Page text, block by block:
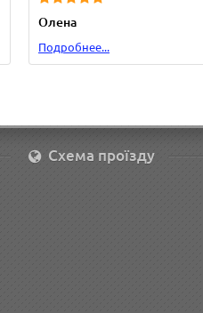
Олена
Подробнее...
Схема проїзду